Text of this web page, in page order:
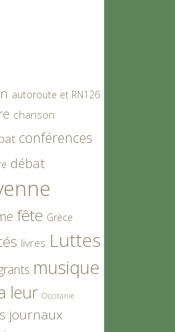
autoroute et RN126
chanson
conférences
débat
fête Grèce
livres Luttes
musique
leur Occitanie
journaux